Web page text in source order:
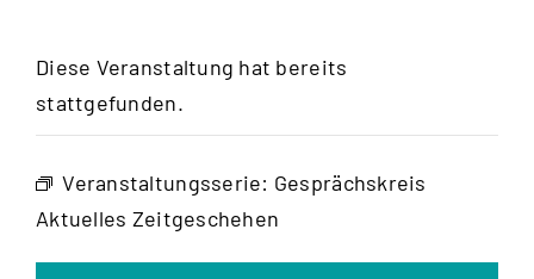
Diese Veranstaltung hat bereits
stattgefunden.
Veranstaltungsserie: Gesprächskreis
Aktuelles Zeitgeschehen